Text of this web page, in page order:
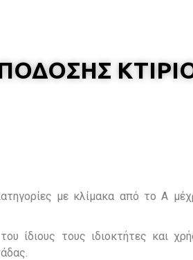
με κλίμακα από το Α
ίδιους τους ιδιοκτήτες και